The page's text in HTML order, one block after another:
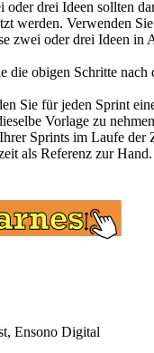
oder drei Ideen sollten
werden. Verwenden Sie
zwei oder drei Ideen in
die obigen Schritte nach
Sie für jeden Sprint
Vorlage zu
Sprints im Laufe der
als Referenz zur Hand.
Ensono Digital